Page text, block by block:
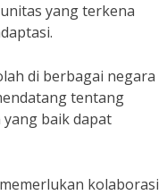
yang terkena
di berbagai negara
tentang
baik dapat
kolaborasi